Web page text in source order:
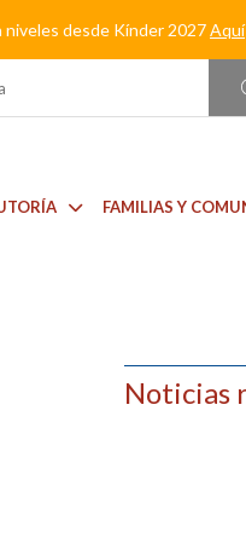
niveles desde Kínder 2027Aquí
FAMILIAS Y
Noticias